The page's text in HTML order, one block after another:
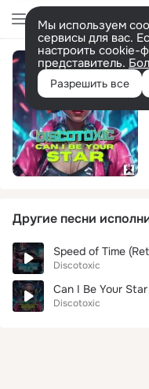
Мы используем
сервисы для вас.
настроить cookie-
представитель.
Разрешить все
Другие песни
Speed of Time
Discotoxic
Can I Be Your
Discotoxic